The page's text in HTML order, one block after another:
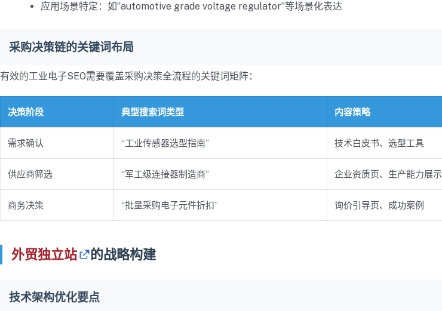
应用场景特定：如”automotive grade voltage regulator”等场景化表达
采购决策链的关键词布局
有效的工业电子SEO需要覆盖采购决策全流程的关键词矩阵：
决策阶段 典型搜索词类型 内容策略
需求确认 “工业传感器选型指南” 技术白皮书、选型工具
供应商筛选 “军工级连接器制造商” 企业资质页、生产能力展示
商务决策 “批量采购电子元件折扣” 询价引导页、成功案例
外贸独立站 的战略构建
技术架构优化要点